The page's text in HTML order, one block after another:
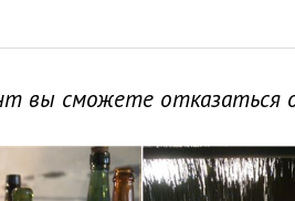
вы сможете отказаться